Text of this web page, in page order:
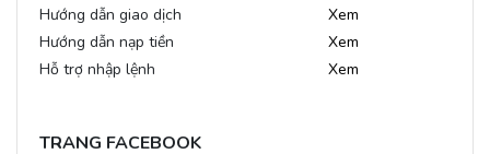
Hướng dẫn giao dịch
Xem
Hướng dẫn nạp tiền
Xem
Hỗ trợ nhập lệnh
Xem
TRANG FACEBOOK